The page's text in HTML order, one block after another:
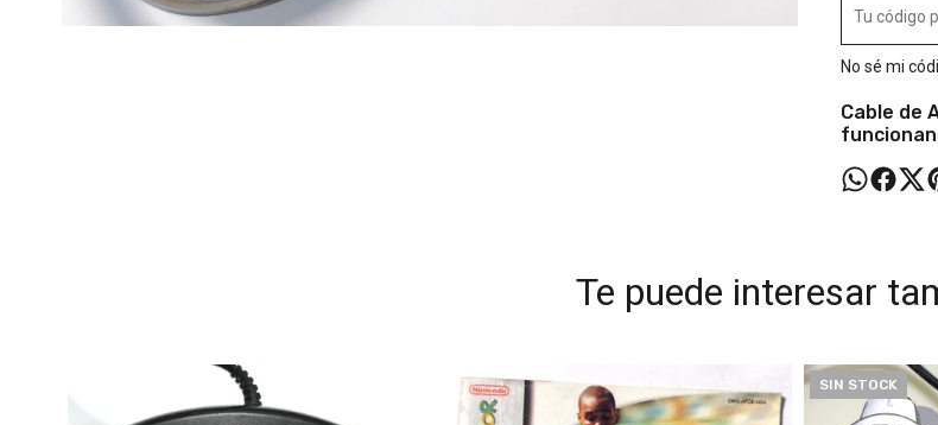
No sé mi
Cable de
Te puede interesar
SIN STOCK